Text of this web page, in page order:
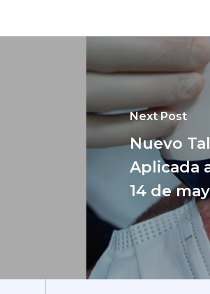
Next Post
Nuevo
Aplicada
14 de